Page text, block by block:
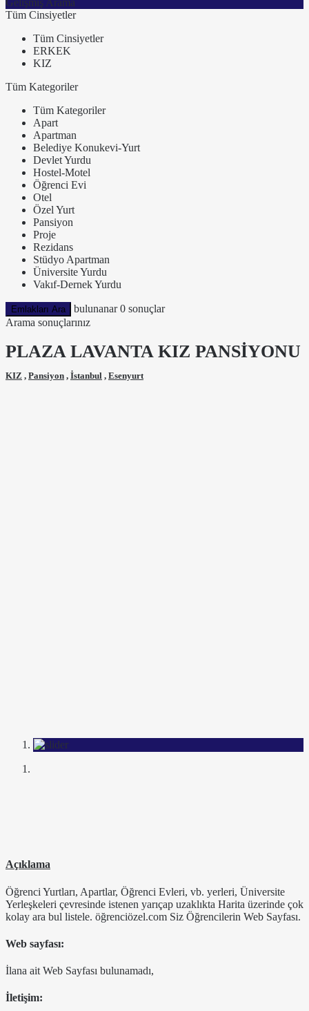
Gelişmiş Arama
Tüm Cinsiyetler
Tüm Cinsiyetler
ERKEK
KIZ
Tüm Kategoriler
Tüm Kategoriler
Apart
Apartman
Belediye Konukevi-Yurt
Devlet Yurdu
Hostel-Motel
Öğrenci Evi
Otel
Özel Yurt
Pansiyon
Proje
Rezidans
Stüdyo Apartman
Üniversite Yurdu
Vakıf-Dernek Yurdu
Emlakları Ara bulunanar0 sonuçlar
Arama sonuçlarınız
PLAZA LAVANTA KIZ PANSİYONU
KIZ , Pansiyon , İstanbul , Esenyurt
Açıklama
Öğrenci Yurtları, Apartlar, Öğrenci Evleri, vb. yerleri, Üniversite
Yerleşkeleri çevresinde istenen yarıçap uzaklıkta Harita üzerinde çok
kolay ara bul listele. öğrenciözel.com Siz Öğrencilerin Web Sayfası.
Web sayfası:
İlana ait Web Sayfası bulunamadı,
İletişim: